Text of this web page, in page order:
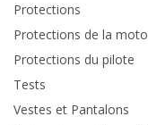
Protections
Protections de la moto
Protections du pilote
Tests
Vestes et Pantalons